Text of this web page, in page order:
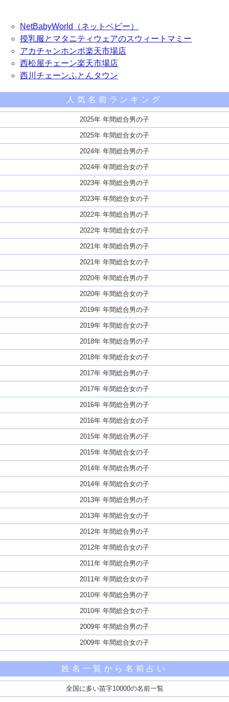
NetBabyWorld（ネットベビー）
授乳服とマタニティウェアのスウィートマミー
アカチャンホンポ楽天市場店
西松屋チェーン楽天市場店
西川チェーンふとんタウン
人気名前ランキング
2025年 年間総合男の子
2025年 年間総合女の子
2024年 年間総合男の子
2024年 年間総合女の子
2023年 年間総合男の子
2023年 年間総合女の子
2022年 年間総合男の子
2022年 年間総合女の子
2021年 年間総合男の子
2021年 年間総合女の子
2020年 年間総合男の子
2020年 年間総合女の子
2019年 年間総合男の子
2019年 年間総合女の子
2018年 年間総合男の子
2018年 年間総合女の子
2017年 年間総合男の子
2017年 年間総合女の子
2016年 年間総合男の子
2016年 年間総合女の子
2015年 年間総合男の子
2015年 年間総合女の子
2014年 年間総合男の子
2014年 年間総合女の子
2013年 年間総合男の子
2013年 年間総合女の子
2012年 年間総合男の子
2012年 年間総合女の子
2011年 年間総合男の子
2011年 年間総合女の子
2010年 年間総合男の子
2010年 年間総合女の子
2009年 年間総合男の子
2009年 年間総合女の子
姓名一覧から名前占い
全国に多い苗字10000の名前一覧